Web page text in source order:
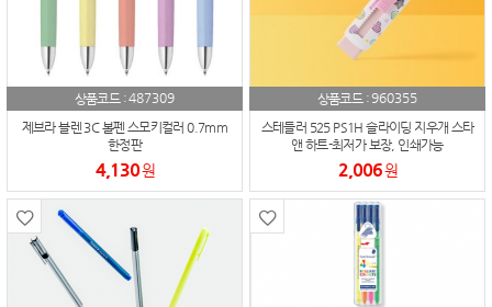
상품코드 :487309
제브라 블렌 3C 볼펜 스모키컬러 0.7mm
한정판
4,130원
상품코드 :960355
스테들러 525 PS1H 슬라이딩 지우개 스타
앤 하트-최저가 보장, 인쇄가능
2,006원